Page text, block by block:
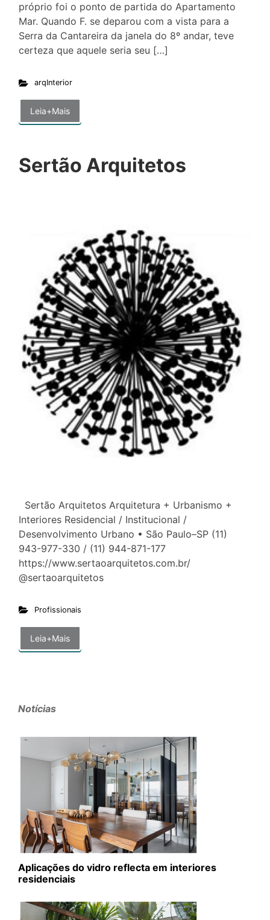
próprio foi o ponto de partida do Apartamento
Mar. Quando F. se deparou com a vista para a
Serra da Cantareira da janela do 8º andar, teve
certeza que aquele seria seu […]
arqInterior
Leia+Mais
Sertão Arquitetos
Sertão Arquitetos Arquitetura + Urbanismo +
Interiores Residencial / Institucional /
Desenvolvimento Urbano • São Paulo–SP (11)
943-977-330 / (11) 944-871-177
https://www.sertaoarquitetos.com.br/
@sertaoarquitetos
Profissionais
Leia+Mais
Notícias
Aplicações do vidro reflecta em interiores
residenciais